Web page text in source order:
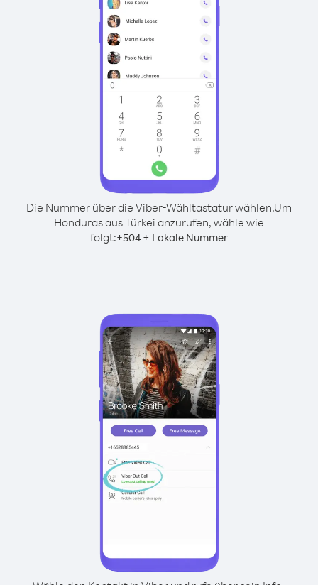
Die Nummer über die Viber-Wähltastatur wählen.Um
Honduras aus Türkei anzurufen, wähle wie
folgt:+504 + Lokale Nummer